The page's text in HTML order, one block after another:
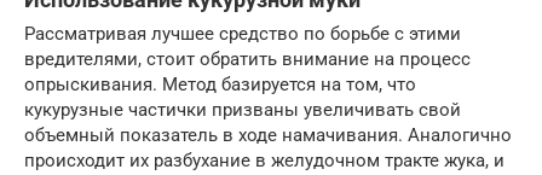
Рассматривая лучшее средство по борьбе с этими
вредителями, стоит обратить внимание на процесс
опрыскивания. Метод базируется на том, что
кукурузные частички призваны увеличивать свой
объемный показатель в ходе намачивания. Аналогично
происходит их разбухание в желудочном тракте жука, и